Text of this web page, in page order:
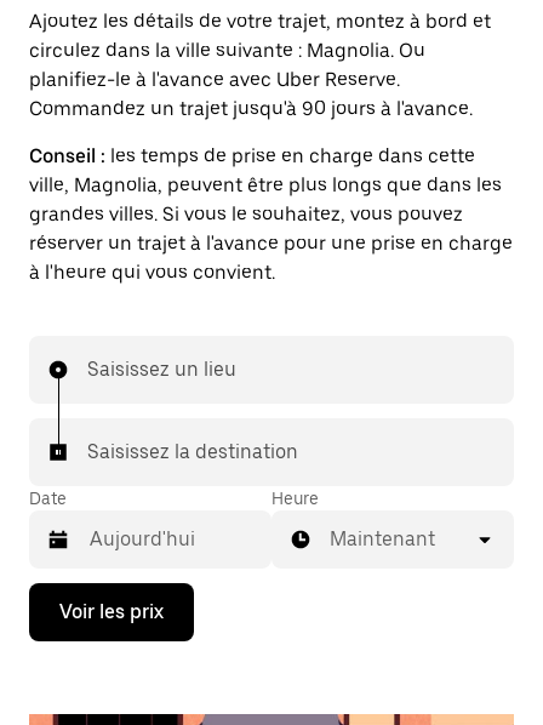
Ajoutez les détails de votre trajet, montez à bord et
circulez dans la ville suivante : Magnolia. Ou
planifiez-le à l'avance avec Uber Reserve.
Commandez un trajet jusqu'à 90 jours à l'avance.
Conseil : les temps de prise en charge dans cette
ville, Magnolia, peuvent être plus longs que dans les
grandes villes. Si vous le souhaitez, vous pouvez
réserver un trajet à l'avance pour une prise en charge
à l'heure qui vous convient.
Saisissez un lieu
Saisissez la destination
Date
Appuyez
la
Heure
Maintenant
Voir les prix